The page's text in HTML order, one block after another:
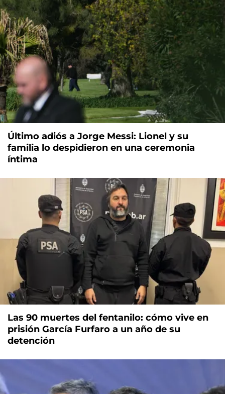
Último adiós a Jorge Messi: Lionel y su
familia lo despidieron en una ceremonia
íntima
Las 90 muertes del fentanilo: cómo vive en
prisión García Furfaro a un año de su
detención